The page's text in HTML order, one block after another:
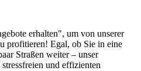
erhalten", um von unserer
profitieren! Egal, ob Sie in eine
Straßen weiter – unser
und effizienten